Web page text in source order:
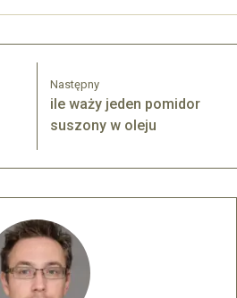
Następny
ile waży jeden pomidor
suszony w oleju